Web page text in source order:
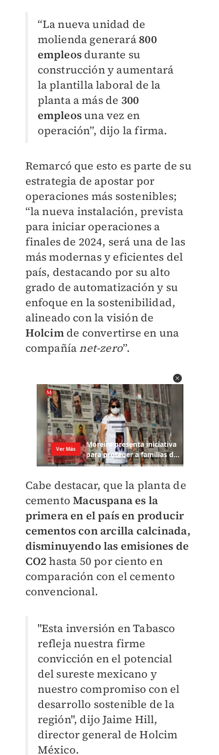
“La nueva unidad de
molienda generará 800
empleos durante su
construcción y aumentará
la plantilla laboral de la
planta a más de 300
empleosuna vez en
operación”, dijo la firma.
Remarcó que esto es parte de su
estrategia de apostar por
operaciones más sostenibles;
“la nueva instalación, prevista
para iniciar operaciones a
finales de 2024, será una de las
más modernas y eficientes del
país, destacando por su alto
grado de automatización y su
enfoque en la sostenibilidad,
alineado con la visión de
Holcim de convertirse en una
compañía net-zero”.
Cabe destacar, que la planta de
cementoMacuspana es la
primera en el país en producir
cementos con arcilla calcinada,
disminuyendo las emisiones de
CO2 hasta 50 por ciento en
comparación con el cemento
convencional.
"Esta inversión en Tabasco
refleja nuestra firme
convicción en el potencial
del sureste mexicano y
nuestro compromiso con el
desarrollo sostenible de la
región", dijo Jaime Hill,
director general de Holcim
México.